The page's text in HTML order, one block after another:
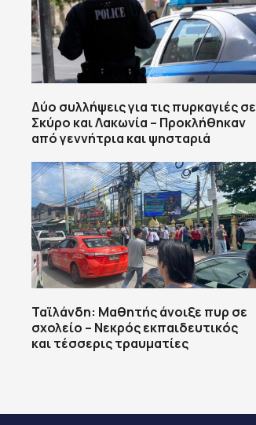
Δύο συλλήψεις για τις πυρκαγιές σε
Σκύρο και Λακωνία – Προκλήθηκαν
από γεννήτρια και ψησταριά
Ταϊλάνδη: Μαθητής άνοιξε πυρ σε
σχολείο – Νεκρός εκπαιδευτικός
και τέσσερις τραυματίες